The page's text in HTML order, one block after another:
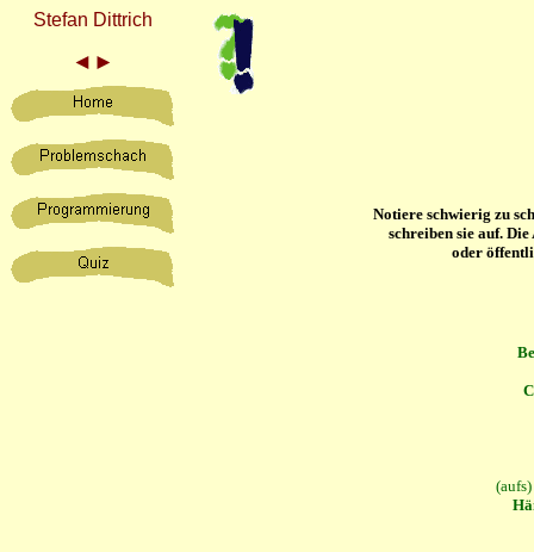
Stefan Dittrich
◄ ►
Notiere schwierig zu
schreiben sie auf.
oder
(aufs)